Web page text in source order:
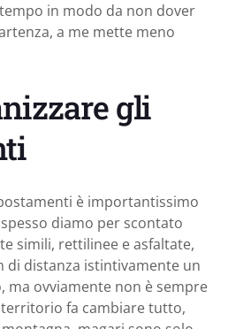
in modo da non dover
a me mette meno
gli
è importantissimo
diamo per scontato
simili, rettilinee e asfaltate,
di distanza istintivamente un
ma ovviamente non è sempre
fa cambiare tutto,